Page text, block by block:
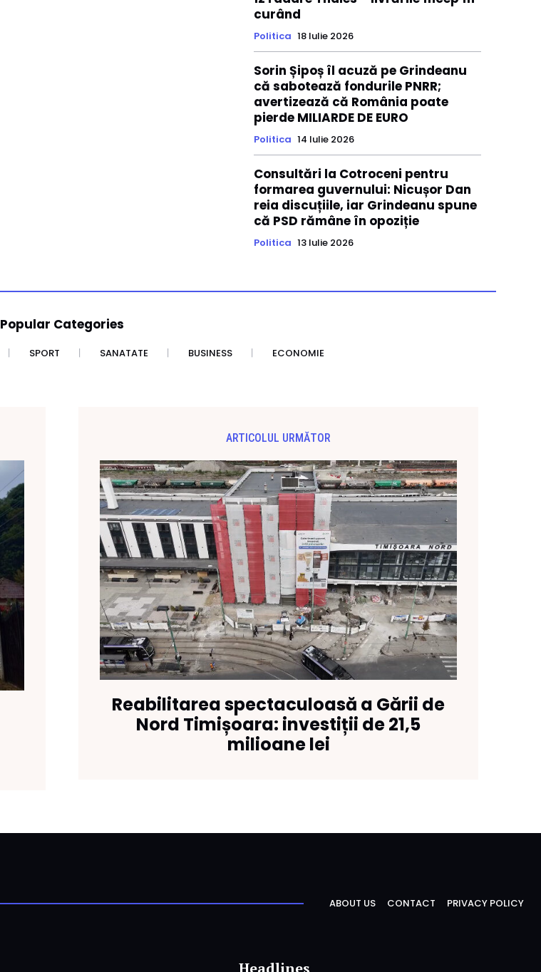
curând
Politica 18 Iulie 2026
Sorin Șipoș îl acuză pe Grindeanu
că sabotează fondurile PNRR;
avertizează că România poate
pierde MILIARDE DE EURO
Politica 14 Iulie 2026
Consultări la Cotroceni pentru
formarea guvernului: Nicușor Dan
reia discuțiile, iar Grindeanu spune
că PSD rămâne în opoziție
Politica 13 Iulie 2026
Popular Categories
SPORT SANATATE BUSINESS ECONOMIE
ARTICOLUL URMĂTOR
Reabilitarea spectaculoasă a Gării de
Nord Timișoara: investiții de 21,5
milioane lei
ABOUT US CONTACT PRIVACY POLICY